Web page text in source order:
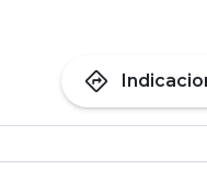
directions